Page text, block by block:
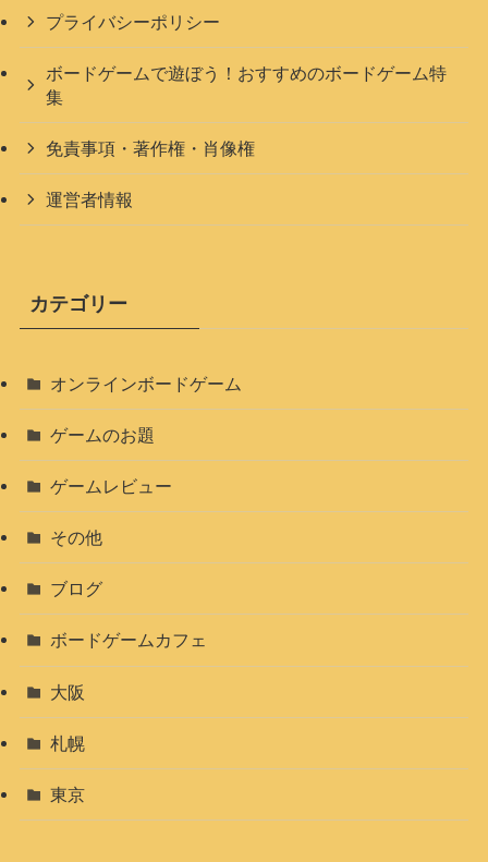
プライバシーポリシー
ボードゲームで遊ぼう！おすすめのボードゲーム特
集
免責事項・著作権・肖像権
運営者情報
カテゴリー
オンラインボードゲーム
ゲームのお題
ゲームレビュー
その他
ブログ
ボードゲームカフェ
大阪
札幌
東京